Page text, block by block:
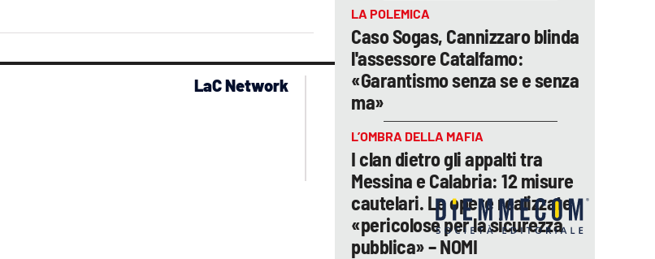
LA POLEMICA
Caso Sogas, Cannizzaro blinda
l'assessore Catalfamo:
«Garantismo senza se e senza
ma»
L’OMBRA DELLA MAFIA
I clan dietro gli appalti tra
Messina e Calabria: 12 misure
cautelari. Le opere realizzate
«pericolose per la sicurezza
pubblica» – NOMI
LaC Network
lacplay.it
lactv.it
laconair.it
lacitymag.it
cosenzachannel.it
ilvibonese.it
catanzarochannel.it